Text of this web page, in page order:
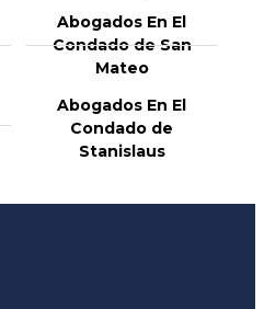
Abogados En El
Condado de San
Mateo
Abogados En El
Condado de
Stanislaus